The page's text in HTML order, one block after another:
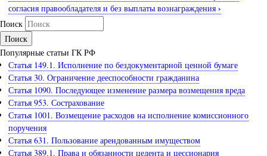
согласия правообладателя и без выплаты вознаграждения ›
Поиск
Популярные статьи ГК РФ
Статья 149.1. Исполнение по бездокументарной ценной бумаге
Статья 30. Ограничение дееспособности гражданина
Статья 1090. Последующее изменение размера возмещения вреда
Статья 953. Сострахование
Статья 1001. Возмещение расходов на исполнение комиссионного
поручения
Статья 631. Пользование арендованным имуществом
Статья 389.1. Права и обязанности цедента и цессионария